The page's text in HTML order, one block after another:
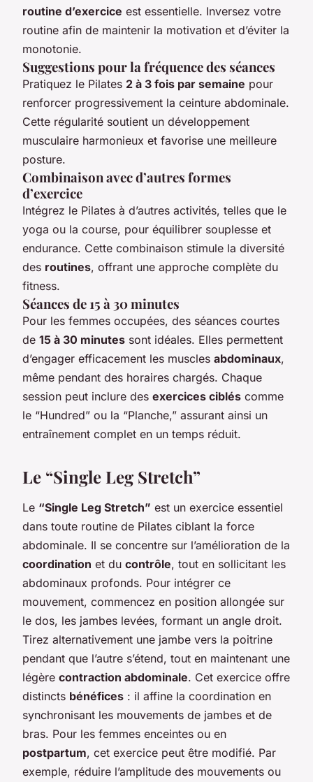
routine d’exercice est essentielle. Inversez votre
routine afin de maintenir la motivation et d’éviter la
monotonie.
Suggestions pour la fréquence des séances
Pratiquez le Pilates 2 à 3 fois par semaine pour
renforcer progressivement la ceinture abdominale.
Cette régularité soutient un développement
musculaire harmonieux et favorise une meilleure
posture.
Combinaison avec d’autres formes
d’exercice
Intégrez le Pilates à d’autres activités, telles que le
yoga ou la course, pour équilibrer souplesse et
endurance. Cette combinaison stimule la diversité
des routines, offrant une approche complète du
fitness.
Séances de 15 à 30 minutes
Pour les femmes occupées, des séances courtes
de 15 à 30 minutes sont idéales. Elles permettent
d’engager efficacement les muscles abdominaux,
même pendant des horaires chargés. Chaque
session peut inclure des exercices ciblés comme
le “Hundred” ou la “Planche,” assurant ainsi un
entraînement complet en un temps réduit.
Le “Single Leg Stretch”
Le “Single Leg Stretch” est un exercice essentiel
dans toute routine de Pilates ciblant la force
abdominale. Il se concentre sur l’amélioration de la
coordination et du contrôle, tout en sollicitant les
abdominaux profonds. Pour intégrer ce
mouvement, commencez en position allongée sur
le dos, les jambes levées, formant un angle droit.
Tirez alternativement une jambe vers la poitrine
pendant que l’autre s’étend, tout en maintenant une
légère contraction abdominale. Cet exercice offre
distincts bénéfices : il affine la coordination en
synchronisant les mouvements de jambes et de
bras. Pour les femmes enceintes ou en
postpartum, cet exercice peut être modifié. Par
exemple, réduire l’amplitude des mouvements ou